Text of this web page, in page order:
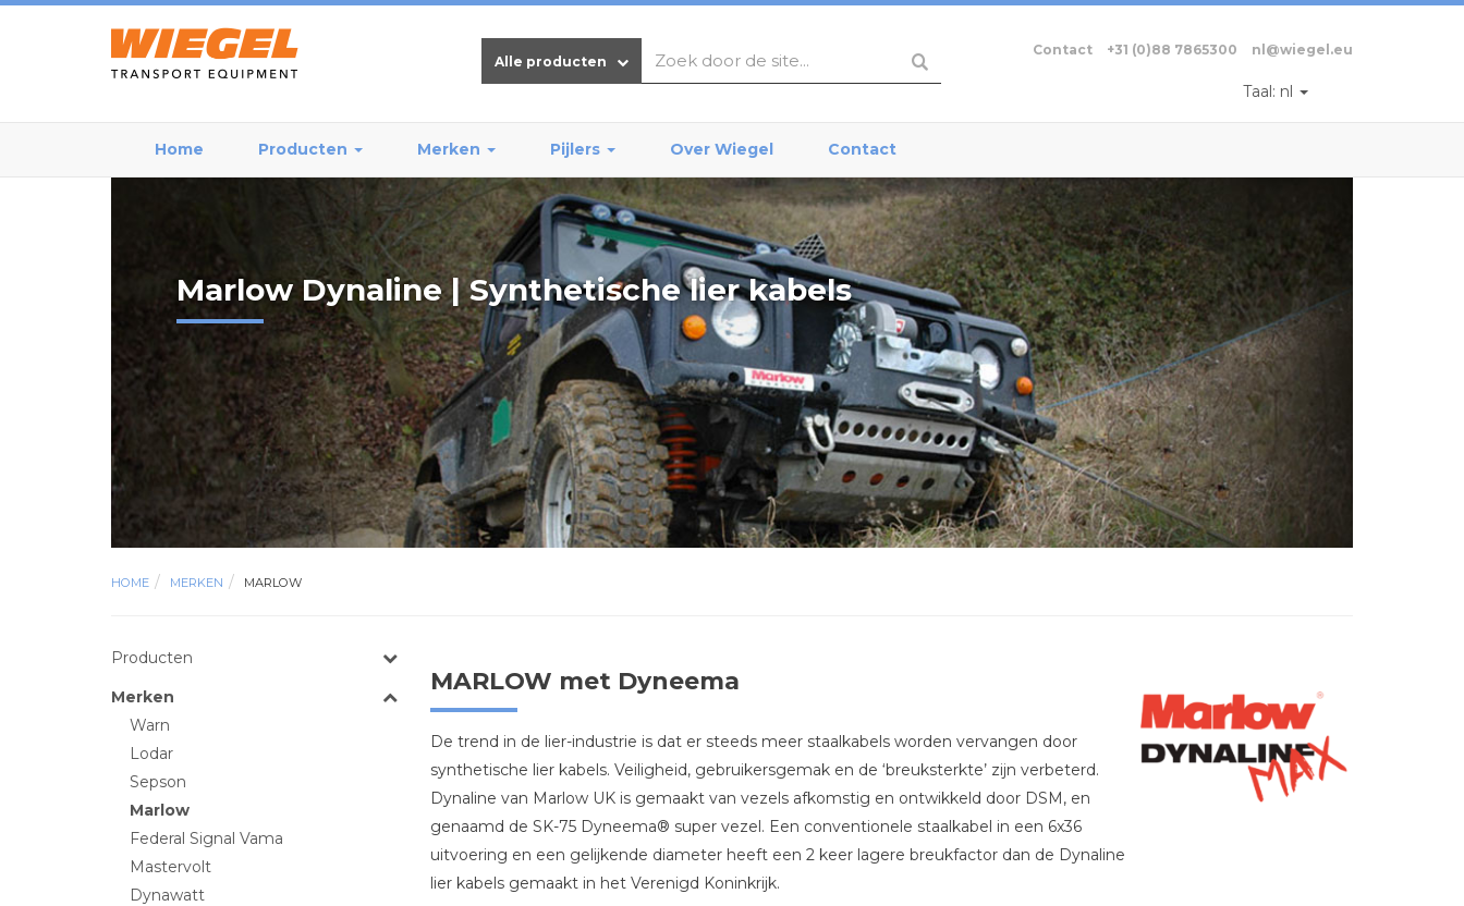
Alle producten
Contact +31 (0)88 7865300 nl@wiegel.eu
Taal: nl
Home Producten Merken Pijlers Over Wiegel Contact
Marlow Dynaline | Synthetische lier kabels
HOME MERKEN MARLOW
Producten
Merken
Warn
Lodar
Sepson
Marlow
Federal Signal Vama
Mastervolt
Dynawatt
MARLOW met Dyneema
De trend in de lier-industrie is dat er steeds meer staalkabels worden vervangen door
synthetische lier kabels. Veiligheid, gebruikersgemak en de ‘breuksterkte’ zijn verbeterd.
Dynaline van Marlow UK is gemaakt van vezels afkomstig en ontwikkeld door DSM, en
genaamd de SK-75 Dyneema® super vezel. Een conventionele staalkabel in een 6x36
uitvoering en een gelijkende diameter heeft een 2 keer lagere breukfactor dan de Dynaline
lier kabels gemaakt in het Verenigd Koninkrijk.